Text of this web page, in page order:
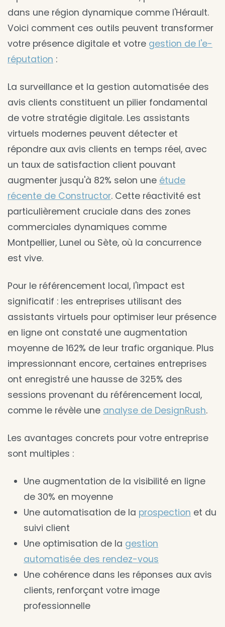
dans une région dynamique comme l'Hérault.
Voici comment ces outils peuvent transformer
votre présence digitale et votre gestion de l'e-
réputation :
La surveillance et la gestion automatisée des
avis clients constituent un pilier fondamental
de votre stratégie digitale. Les assistants
virtuels modernes peuvent détecter et
répondre aux avis clients en temps réel, avec
un taux de satisfaction client pouvant
augmenter jusqu'à 82% selon une étude
récente de Constructor. Cette réactivité est
particulièrement cruciale dans des zones
commerciales dynamiques comme
Montpellier, Lunel ou Sète, où la concurrence
est vive.
Pour le référencement local, l'impact est
significatif : les entreprises utilisant des
assistants virtuels pour optimiser leur présence
en ligne ont constaté une augmentation
moyenne de 162% de leur trafic organique. Plus
impressionnant encore, certaines entreprises
ont enregistré une hausse de 325% des
sessions provenant du référencement local,
comme le révèle une analyse de DesignRush.
Les avantages concrets pour votre entreprise
sont multiples :
Une augmentation de la visibilité en ligne
de 30% en moyenne
Une automatisation de la prospection et du
suivi client
Une optimisation de la gestion
automatisée des rendez-vous
Une cohérence dans les réponses aux avis
clients, renforçant votre image
professionnelle